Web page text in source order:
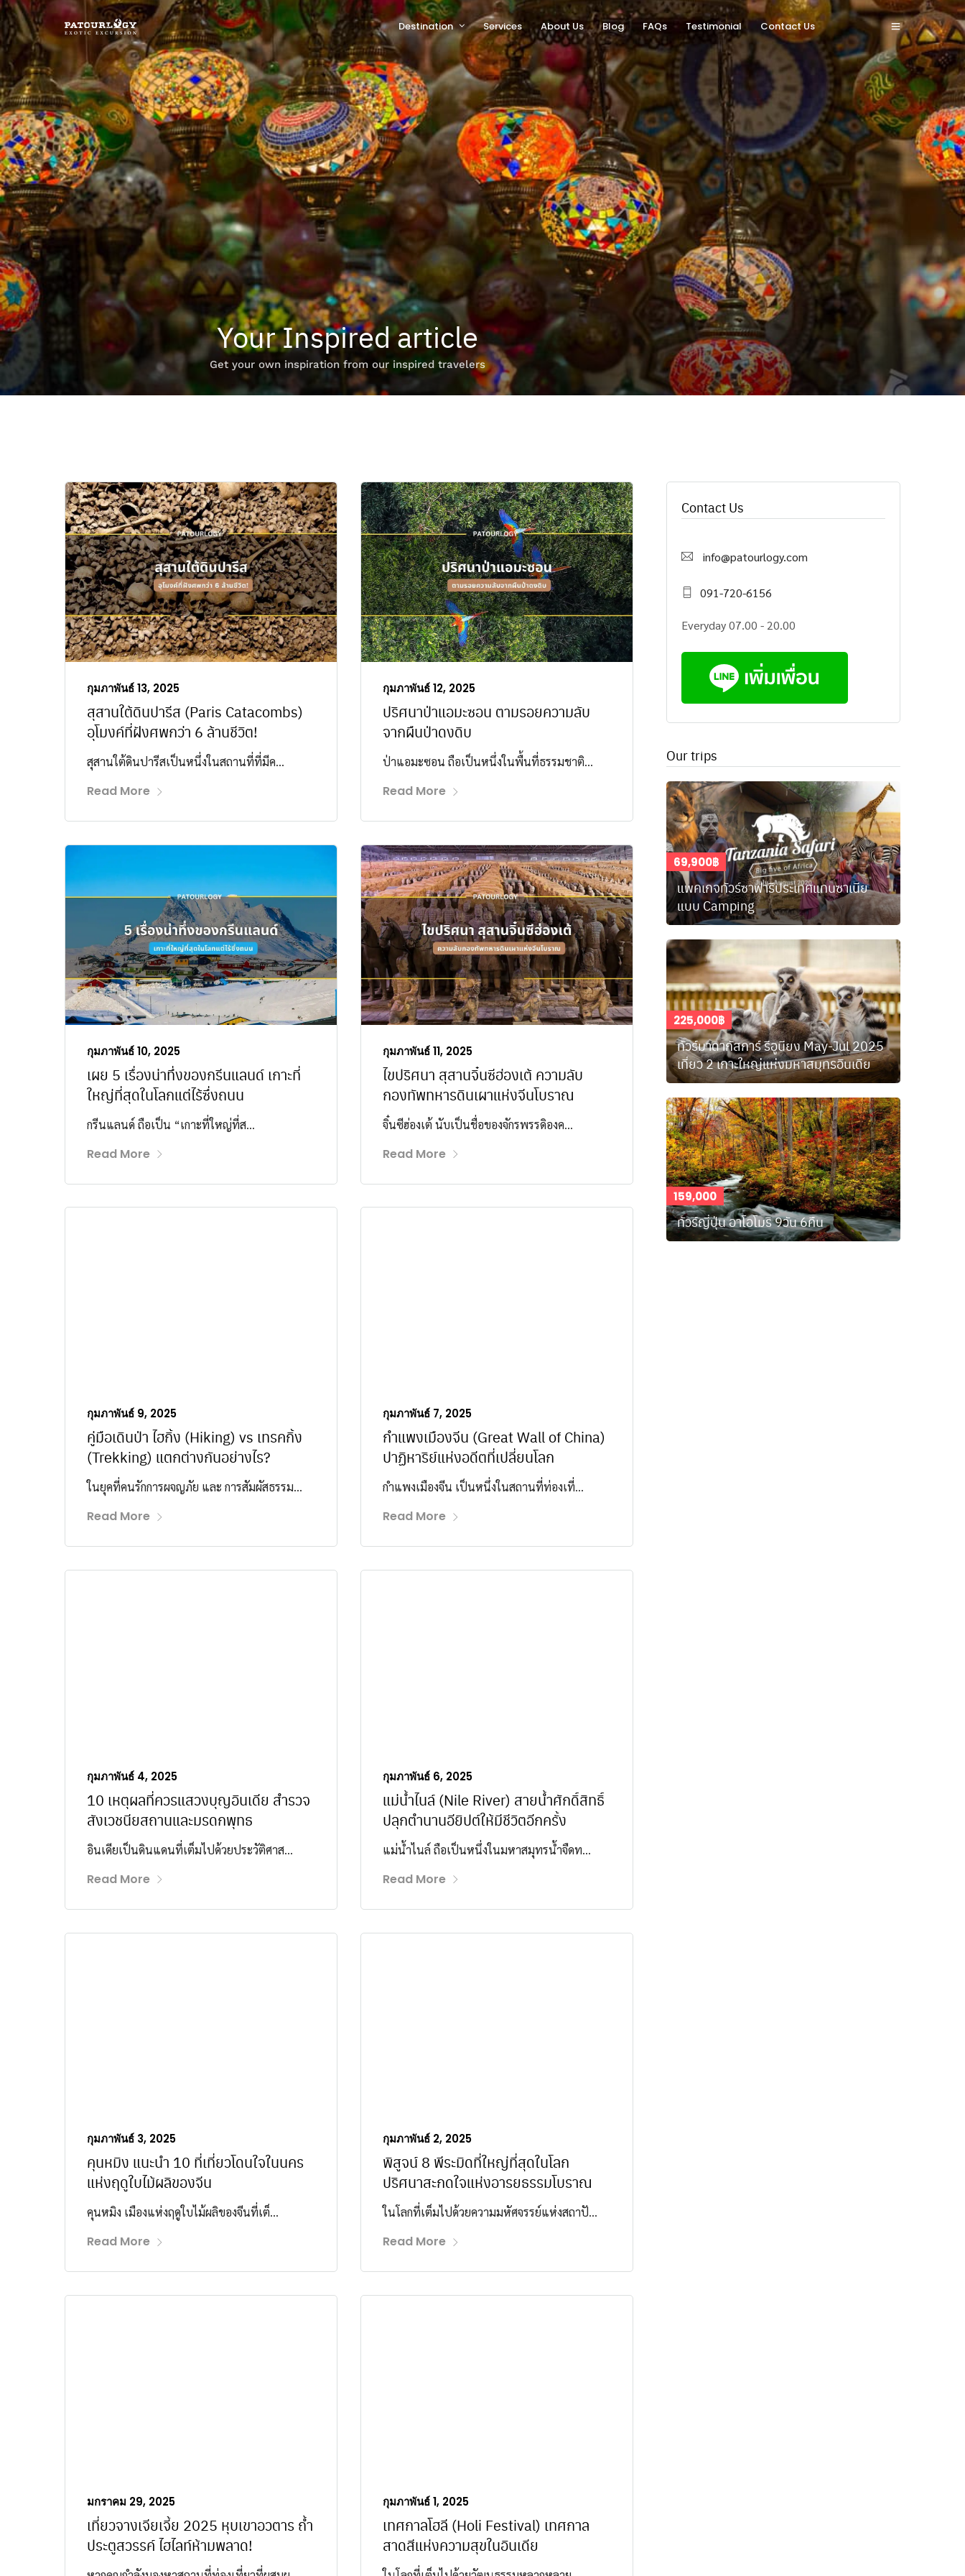
Destination Services About Us Blog FAQs Testimonial Contact Us
Your Inspired article
Get your own inspiration from our inspired travelers
กุมภาพันธ์ 13, 2025
สุสานใต้ดินปารีส (Paris Catacombs)
อุโมงค์ที่ฝังศพกว่า 6 ล้านชีวิต!
สุสานใต้ดินปารีสเป็นหนึ่งในสถานที่ที่มีค...
Read More
กุมภาพันธ์ 12, 2025
ปริศนาป่าแอมะซอน ตามรอยความลับ
จากผืนป่าดงดิบ
ป่าแอมะซอน ถือเป็นหนึ่งในพื้นที่ธรรมชาติ...
Read More
กุมภาพันธ์ 11, 2025
ไขปริศนา สุสานจิ๋นซีฮ่องเต้ ความลับ
กองทัพทหารดินเผาแห่งจีนโบราณ
จิ๋นซีฮ่องเต้ นับเป็นชื่อของจักรพรรดิองค...
Read More
กุมภาพันธ์ 10, 2025
เผย 5 เรื่องน่าทึ่งของกรีนแลนด์ เกาะที่
ใหญ่ที่สุดในโลกแต่ไร้ซึ่งถนน
กรีนแลนด์ ถือเป็น “เกาะที่ใหญ่ที่ส...
Read More
กุมภาพันธ์ 9, 2025
คู่มือเดินป่า ไฮกิ้ง (Hiking) vs เทรคกิ้ง
(Trekking) แตกต่างกันอย่างไร?
ในยุคที่คนรักการผจญภัย และ การสัมผัสธรรม...
Read More
กุมภาพันธ์ 7, 2025
กำแพงเมืองจีน (Great Wall of China)
ปาฏิหาริย์แห่งอดีตที่เปลี่ยนโลก
กำแพงเมืองจีน เป็นหนึ่งในสถานที่ท่องเที่...
Read More
กุมภาพันธ์ 6, 2025
แม่น้ำไนล์ (Nile River) สายน้ำศักดิ์สิทธิ์
ปลุกตำนานอียิปต์ให้มีชีวิตอีกครั้ง
แม่น้ำไนล์ ถือเป็นหนึ่งในมหาสมุทรน้ำจืดท...
Read More
กุมภาพันธ์ 4, 2025
10 เหตุผลที่ควรแสวงบุญอินเดีย สำรวจ
สังเวชนียสถานและมรดกพุทธ
อินเดียเป็นดินแดนที่เต็มไปด้วยประวัติศาส...
Read More
กุมภาพันธ์ 3, 2025
คุนหมิง แนะนำ 10 ที่เที่ยวโดนใจในนคร
แห่งฤดูใบไม้ผลิของจีน
คุนหมิง เมืองแห่งฤดูใบไม้ผลิของจีนที่เต็...
Read More
กุมภาพันธ์ 2, 2025
พิสูจน์ 8 พีระมิดที่ใหญ่ที่สุดในโลก
ปริศนาสะกดใจแห่งอารยธรรมโบราณ
ในโลกที่เต็มไปด้วยความมหัศจรรย์แห่งสถาปั...
Read More
กุมภาพันธ์ 1, 2025
เทศกาลโฮลี (Holi Festival) เทศกาล
สาดสีแห่งความสุขในอินเดีย
มกราคม 29, 2025
เที่ยวจางเจียเจี้ย 2025 หุบเขาอวตาร ถ้ำ
ประตูสวรรค์ ไฮไลท์ห้ามพลาด!
Contact Us
info@patourlogy.com
091-720-6156
Everyday 07.00 - 20.00
Our trips
69,900฿
แพคเกจทัวร์ซาฟารีประเทศแทนซาเนีย
แบบ Camping
225,000฿
ทัวร์มาดากัสการ์ รีอูนียง May-Jul 2025
เที่ยว 2 เกาะใหญ่แห่งมหาสมุทรอินเดีย
159,000
ทัวร์ญี่ปุ่น อาโอโมริ 9วัน 6คืน